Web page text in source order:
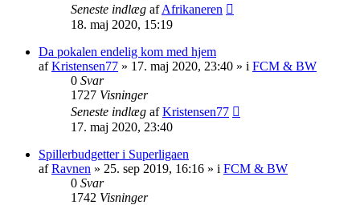
Seneste indlæg afAfrikaneren
18. maj 2020, 15:19
Da pokalen endelig kom med hjem
afKristensen77 » 17. maj 2020, 23:40 » i FCM & BW
0 Svar
1727 Visninger
Seneste indlæg afKristensen77
17. maj 2020, 23:40
Spillerbudgetter i Superligaen
afRavnen » 25. sep 2019, 16:16 » i FCM & BW
0 Svar
1742 Visninger